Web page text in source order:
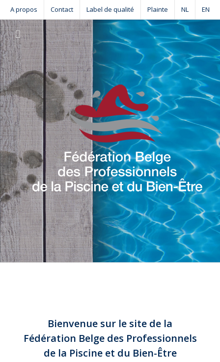
content
A propos Contact Label de qualité Plainte NL EN
Bienvenue sur le site de la
Fédération Belge des Professionnels
de la Piscine et du Bien-Être